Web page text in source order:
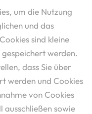
um die Nutzung
und das
sind kleine
werden.
dass Sie über
werden und Cookies
von Cookies
sowie